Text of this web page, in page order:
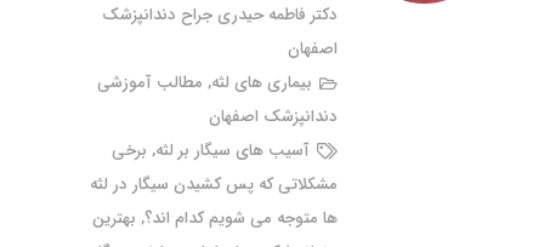
دکتر فاطمه حیدری جراح دندانپزشک
اصفهان
بیماری های لثه, مطالب آموزشی
دندانپزشک اصفهان
آسیب های سیگار بر لثه, برخی
مشکلاتی که پس کشیدن سیگار در لثه
ها متوجه می شویم کدام اند؟, بهترین